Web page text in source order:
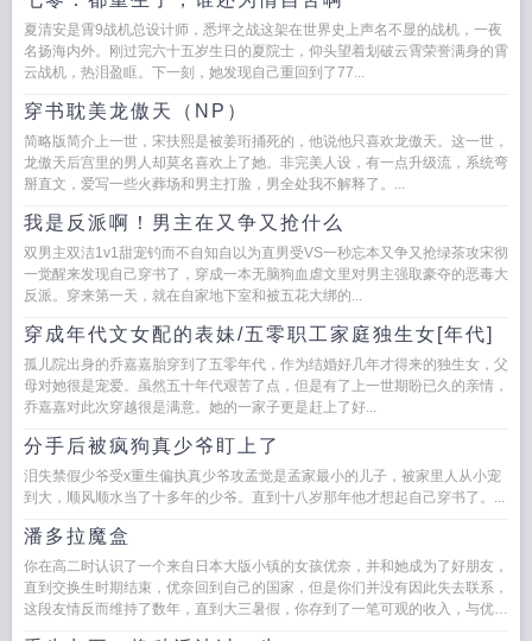
夏清安是霄9战机总设计师，悉坪之战这架在世界史上声名不显的战机，一夜
名扬海内外。刚过完六十五岁生日的夏院士，仰头望着划破云霄荣誉满身的霄
云战机，热泪盈眶。下一刻，她发现自己重回到了77...
穿书耽美龙傲天（NP）
简略版简介上一世，宋扶熙是被姜珩捅死的，他说他只喜欢龙傲天。这一世，
龙傲天后宫里的男人却莫名喜欢上了她。非完美人设，有一点升级流，系统弯
掰直文，爱写一些火葬场和男主打脸，男全处我不解释了。...
我是反派啊！男主在又争又抢什么
双男主双洁1v1甜宠钓而不自知自以为直男受VS一秒忘本又争又抢绿茶攻宋彻
一觉醒来发现自己穿书了，穿成一本无脑狗血虐文里对男主强取豪夺的恶毒大
反派。穿来第一天，就在自家地下室和被五花大绑的...
穿成年代文女配的表妹/五零职工家庭独生女[年代]
孤儿院出身的乔嘉嘉胎穿到了五零年代，作为结婚好几年才得来的独生女，父
母对她很是宠爱。虽然五十年代艰苦了点，但是有了上一世期盼已久的亲情，
乔嘉嘉对此次穿越很是满意。她的一家子更是赶上了好...
分手后被疯狗真少爷盯上了
泪失禁假少爷受x重生偏执真少爷攻孟觉是孟家最小的儿子，被家里人从小宠
到大，顺风顺水当了十多年的少爷。直到十八岁那年他才想起自己穿书了。...
潘多拉魔盒
你在高二时认识了一个来自日本大版小镇的女孩优奈，并和她成为了好朋友，
直到交换生时期结束，优奈回到自己的国家，但是你们并没有因此失去联系，
这段友情反而维持了数年，直到大三暑假，你存到了一笔可观的收入，与优奈